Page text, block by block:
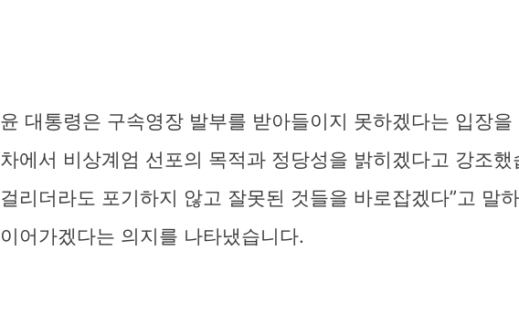
윤 대통령은 구속영장 발부를 받아들이지 못하겠다는 입장을
차에서 비상계엄 선포의 목적과 정당성을 밝히겠다고 강조했
걸리더라도 포기하지 않고 잘못된 것들을 바로잡겠다”고 말
이어가겠다는 의지를 나타냈습니다.